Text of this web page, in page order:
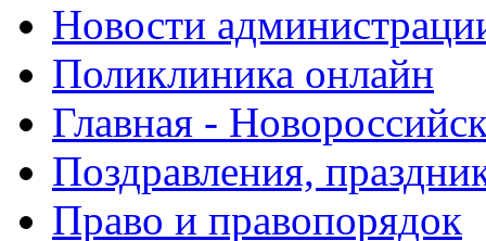
Новости
Поликлиника онлайн
Главная -
Поздравления,
Право и правопорядок